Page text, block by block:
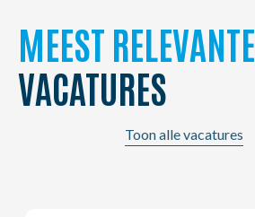
MEEST RELEVANTE
VACATURES
Toon alle vacatures